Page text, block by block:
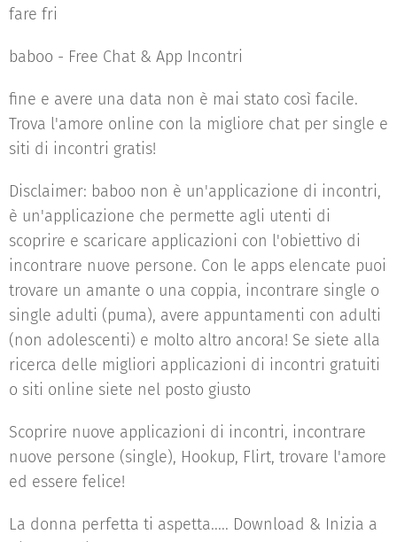
fare fri
baboo - Free Chat & App Incontri
fine e avere una data non è mai stato così facile.
Trova l'amore online con la migliore chat per single e
siti di incontri gratis!
Disclaimer: baboo non è un'applicazione di incontri,
è un'applicazione che permette agli utenti di
scoprire e scaricare applicazioni con l'obiettivo di
incontrare nuove persone. Con le apps elencate puoi
trovare un amante o una coppia, incontrare single o
single adulti (puma), avere appuntamenti con adulti
(non adolescenti) e molto altro ancora! Se siete alla
ricerca delle migliori applicazioni di incontri gratuiti
o siti online siete nel posto giusto
Scoprire nuove applicazioni di incontri, incontrare
nuove persone (single), Hookup, Flirt, trovare l'amore
ed essere felice!
La donna perfetta ti aspetta..... Download & Inizia a